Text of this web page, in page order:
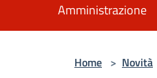
Amministrazione
Home > Novità